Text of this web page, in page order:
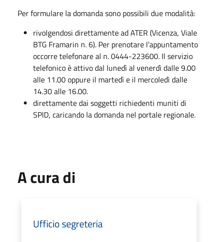
Per formulare la domanda sono possibili due modalità:
rivolgendosi direttamente ad ATER (Vicenza, Viale
BTG Framarin n. 6). Per prenotare l’appuntamento
occorre telefonare al n. 0444-223600. Il servizio
telefonico è attivo dal lunedì al venerdì dalle 9.00
alle 11.00 oppure il martedì e il mercoledì dalle
14.30 alle 16.00.
direttamente dai soggetti richiedenti muniti di
SPID, caricando la domanda nel portale regionale.
A cura di
Ufficio segreteria